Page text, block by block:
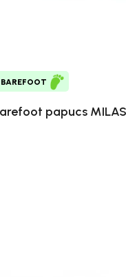
BAREFOOT
papucs